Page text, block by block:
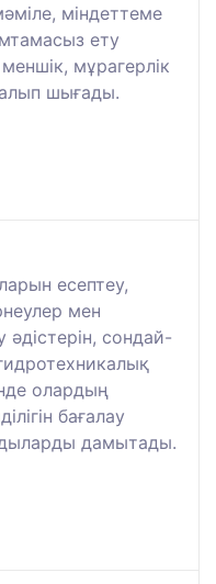
міндеттеме
ету
мұрагерлік
шығады.
есептеу,
мен
сондай-
олардың
бағалау
дамытады.